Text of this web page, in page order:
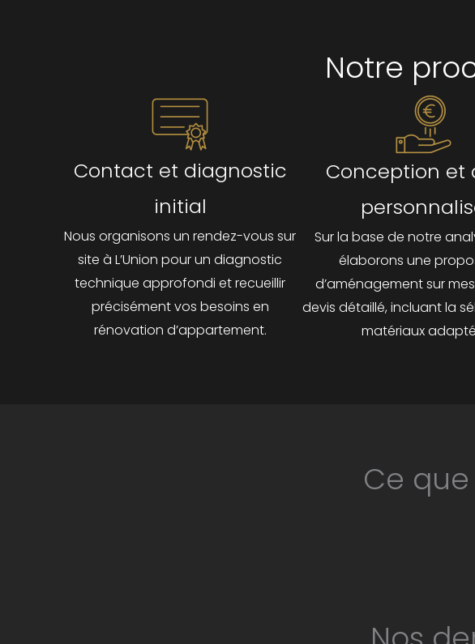
Notre
Contact et diagnostic
initial
Nous organisons un rendez-vous sur
site à L’Union pour un diagnostic
technique approfondi et recueillir
précisément vos besoins en
rénovation d’appartement.
Conception et
Sur la base de notre
élaborons une
d’aménagement sur
devis détaillé, incluant la
matériaux
Ce